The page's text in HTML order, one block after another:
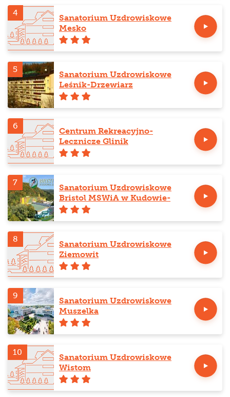
4
Sanatorium Uzdrowiskowe
Mesko
5
Sanatorium Uzdrowiskowe
Leśnik-Drzewiarz
6
Centrum Rekreacyjno-
Lecznicze Glinik
7
Sanatorium Uzdrowiskowe
Bristol MSWiA w Kudowie-
Zdroju
8
Sanatorium Uzdrowiskowe
Ziemowit
9
Sanatorium Uzdrowiskowe
Muszelka
10
Sanatorium Uzdrowiskowe
Wistom